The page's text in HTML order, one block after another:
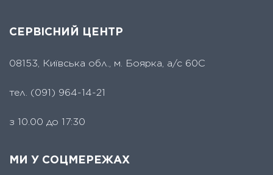
СЕРВІСНИЙ ЦЕНТР
08153, Київська обл., м. Боярка, а/с 60С
тел. (091) 964-14-21
з 10.00 до 17:30
МИ У СОЦМЕРЕЖАХ